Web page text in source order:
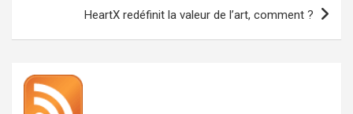
HeartX redéfinit la valeur de l’art, comment ?